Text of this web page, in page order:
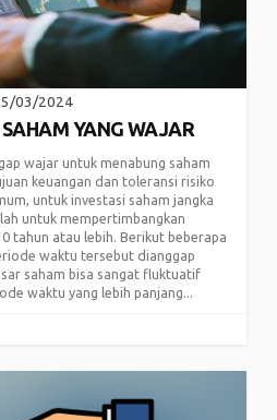
03/2024
YANG WAJAR
wajar untuk menabung saham
keuangan dan toleransi risiko
untuk investasi saham jangka
untuk mempertimbangkan
tahun atau lebih. Berikut beberapa
waktu tersebut dianggap
saham bisa sangat fluktuatif
waktu yang lebih panjang...